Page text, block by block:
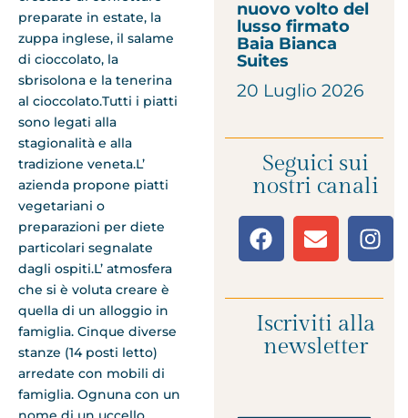
preparate in estate, la
zuppa inglese, il salame
di cioccolato, la
sbrisolona e la tenerina
al cioccolato.Tutti i piatti
sono legati alla
stagionalità e alla
tradizione veneta.L’
azienda propone piatti
vegetariani o
preparazioni per diete
particolari segnalate
dagli ospiti.L’ atmosfera
che si è voluta creare è
quella di un alloggio in
famiglia. Cinque diverse
stanze (14 posti letto)
arredate con mobili di
famiglia. Ognuna con un
nuovo volto del
lusso firmato
Baia Bianca
Suites
20 Luglio 2026
Seguici sui
nostri canali
Iscriviti alla
newsletter